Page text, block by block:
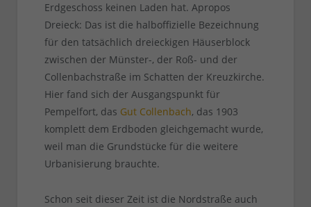
Erdgeschoss keinen Laden hat. Apropos
Dreieck: Das ist die halboffizielle Bezeichnung
für den tatsächlich dreieckigen Häuserblock
zwischen der Münster-, der Roß- und der
Collenbachstraße im Schatten der Kreuzkirche.
Hier fand sich der Ausgangspunkt für
Pempelfort, das Gut Collenbach, das 1903
komplett dem Erdboden gleichgemacht wurde,
weil man die Grundstücke für die weitere
Urbanisierung brauchte.
Schon seit dieser Zeit ist die Nordstraße auch